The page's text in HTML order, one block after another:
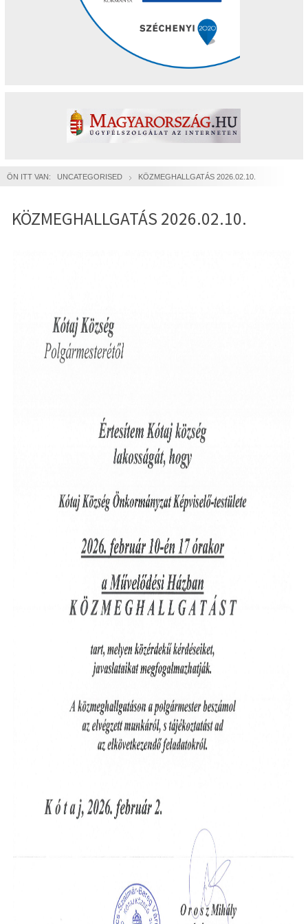
ÖN ITT VAN: UNCATEGORISED KÖZMEGHALLGATÁS 2026.02.10.
KÖZMEGHALLGATÁS 2026.02.10.